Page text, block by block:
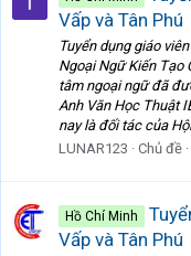
Vấp và Tân Phú
Tuyển dụng giáo
Ngoại Ngữ Kiến Tạo
tâm ngoại ngữ đã
Anh Văn Học Thuật
nay là đối tác của
LUNAR123
Chủ đề
Hồ Chí Minh
Vấp và Tân Phú